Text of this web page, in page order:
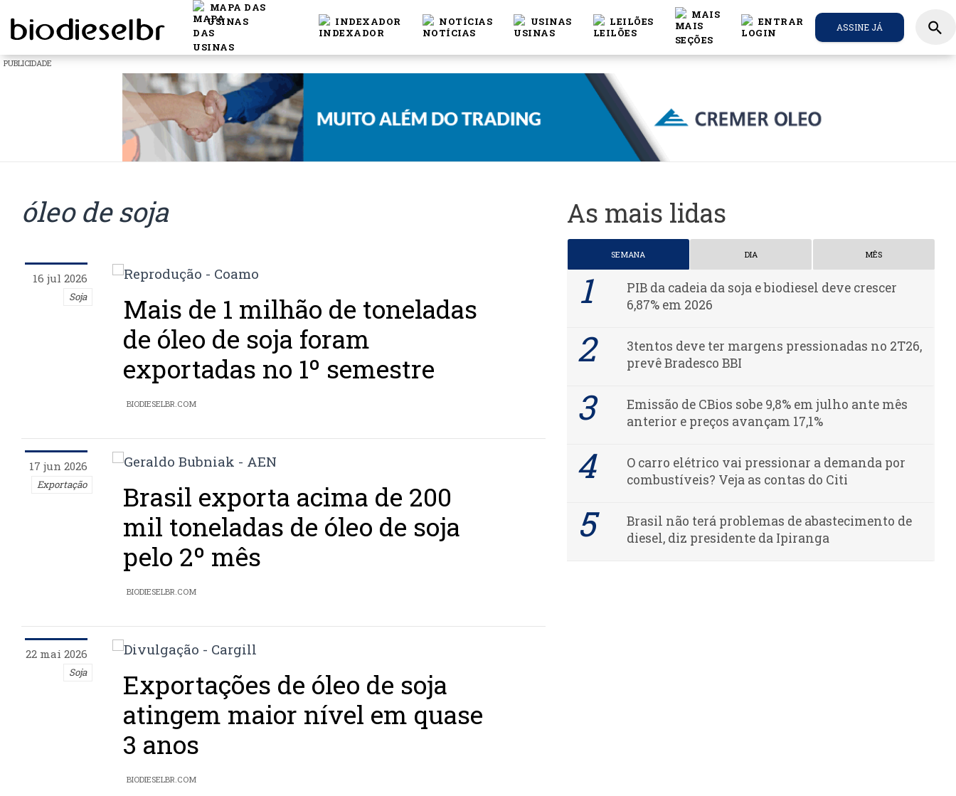
MAPA DAS
USINAS
INDEXADOR NOTÍCIAS USINAS LEILÕES
MAIS
ENTRAR ASSINE JÁ search
PUBLICIDADE
óleo de soja
16 jul 2026
Soja
Mais de 1 milhão de toneladas
de óleo de soja foram
exportadas no 1º semestre
BIODIESELBR.COM
17 jun 2026
Exportação
Brasil exporta acima de 200
mil toneladas de óleo de soja
pelo 2º mês
BIODIESELBR.COM
22 mai 2026
Soja
Exportações de óleo de soja
atingem maior nível em quase
3 anos
BIODIESELBR.COM
As mais lidas
SEMANA DIA MÊS
PIB da cadeia da soja e biodiesel deve crescer
6,87% em 2026
3tentos deve ter margens pressionadas no 2T26,
prevê Bradesco BBI
Emissão de CBios sobe 9,8% em julho ante mês
anterior e preços avançam 17,1%
O carro elétrico vai pressionar a demanda por
combustíveis? Veja as contas do Citi
Brasil não terá problemas de abastecimento de
diesel, diz presidente da Ipiranga